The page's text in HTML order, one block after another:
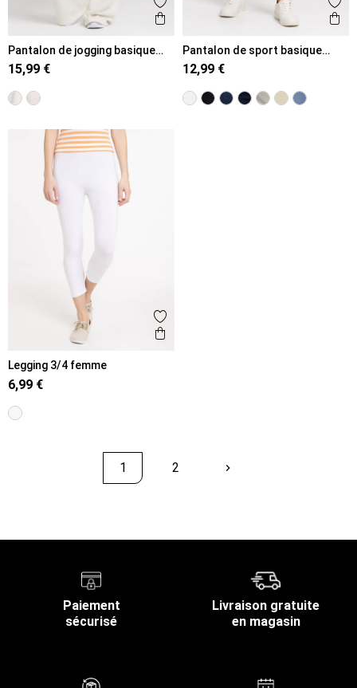
Ajouter aux favoris
Aperçu rapide
Pantalon de jogging basique
femme
15,99 €
Pantalon de sport basique
femme
12,99 €
Ajouter aux favoris
Aperçu rapide
Legging 3/4 femme
6,99 €
1 2 keyboard_arrow_rightSuivant
Paiement
sécurisé
Livraison gratuite
en magasin